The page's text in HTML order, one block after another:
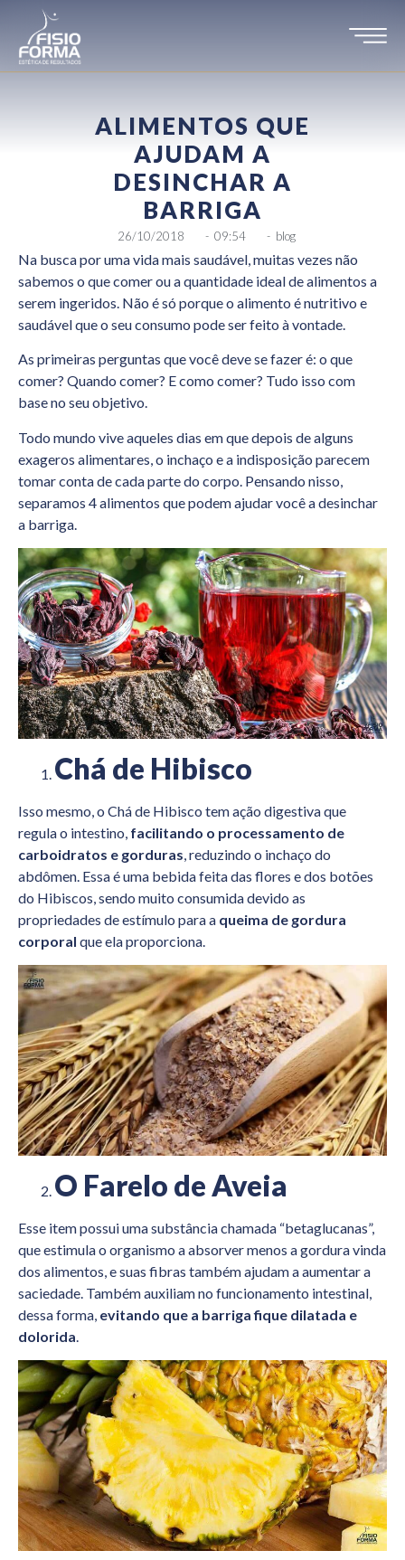
ALIMENTOS QUE
AJUDAM A
DESINCHAR A
BARRIGA
26/10/2018 - 09:54 - blog
Na busca por uma vida mais saudável, muitas vezes não
sabemos o que comer ou a quantidade ideal de alimentos a
serem ingeridos. Não é só porque o alimento é nutritivo e
saudável que o seu consumo pode ser feito à vontade.
As primeiras perguntas que você deve se fazer é: o que
comer? Quando comer? E como comer? Tudo isso com
base no seu objetivo.
Todo mundo vive aqueles dias em que depois de alguns
exageros alimentares, o inchaço e a indisposição parecem
tomar conta de cada parte do corpo. Pensando nisso,
separamos 4 alimentos que podem ajudar você a desinchar
a barriga.
Chá de Hibisco
Isso mesmo, o Chá de Hibisco tem ação digestiva que
regula o intestino, facilitando o processamento de
carboidratos e gorduras, reduzindo o inchaço do
abdômen. Essa é uma bebida feita das flores e dos botões
do Hibiscos, sendo muito consumida devido as
propriedades de estímulo para a queima de gordura
corporal que ela proporciona.
O Farelo de Aveia
Esse item possui uma substância chamada “betaglucanas”,
que estimula o organismo a absorver menos a gordura vinda
dos alimentos, e suas fibras também ajudam a aumentar a
saciedade. Também auxiliam no funcionamento intestinal,
dessa forma, evitando que a barriga fique dilatada e
dolorida.